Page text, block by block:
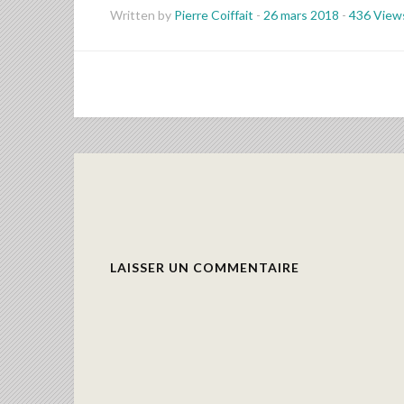
Written by Pierre Coiffait - 26 mars 2018 - 436
LAISSER UN COMMENTAIRE